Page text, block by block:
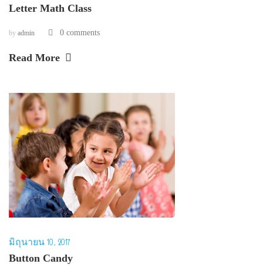
Letter Math Class
by admin 0 comments
Read More
มิถุนายน 10, 2017
Button Candy